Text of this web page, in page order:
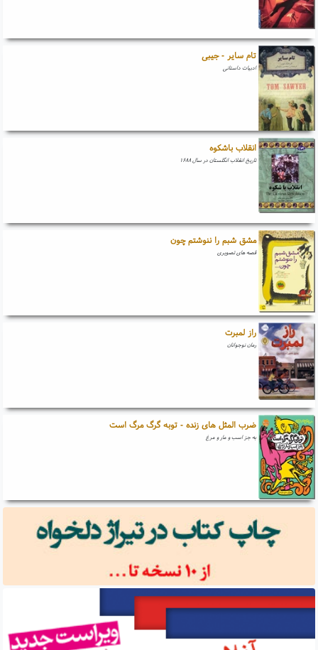
تام سایر - جیبی
ادبیات داستانی
انقلاب باشکوه
تاریخ انقلاب انگلستان در سال ۱۶۸۸
مشق شبم را ننوشتم چون
قصه های تصویری
راز لمبرت
رمان نوجوانان
ضرب المثل های زنده - توبه گرگ مرگ است
به جز اسب و مار و مرغ